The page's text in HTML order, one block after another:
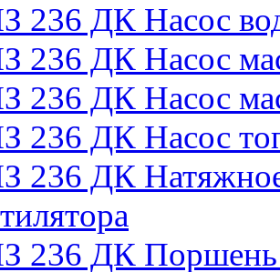
236 ДК Насос
236 ДК Насос
236 ДК Насос
236 ДК Насос
236 ДК Натяжное
236 ДК Поршень